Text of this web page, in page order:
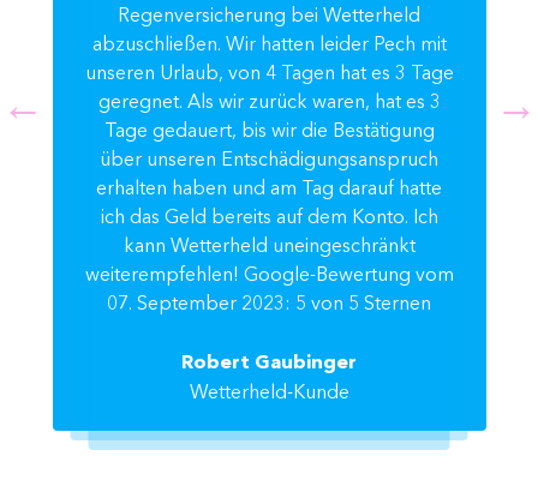
Regenversicherung bei Wetterheld
abzuschließen. Wir hatten leider Pech mit
unseren Urlaub, von 4 Tagen hat es 3 Tage
geregnet. Als wir zurück waren, hat es 3
Tage gedauert, bis wir die Bestätigung
über unseren Entschädigungsanspruch
erhalten haben und am Tag darauf hatte
ich das Geld bereits auf dem Konto. Ich
kann Wetterheld uneingeschränkt
weiterempfehlen! Google-Bewertung vom
07. September 2023: 5 von 5 Sternen
Robert Gaubinger
Wetterheld-Kunde